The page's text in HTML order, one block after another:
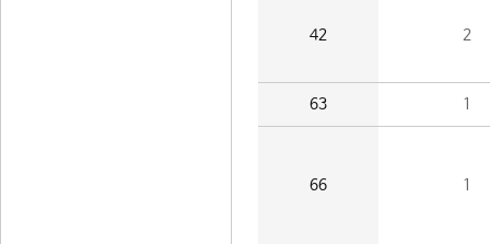
42 2
63 1
66 1